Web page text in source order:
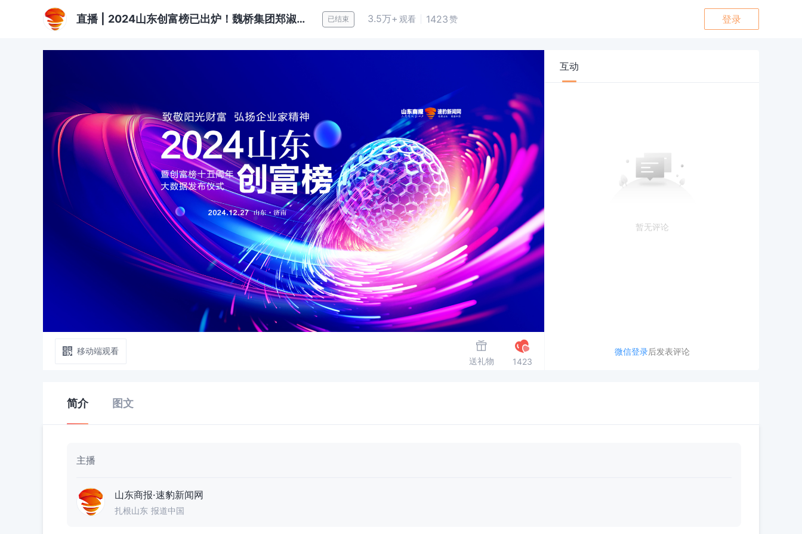
直播 | 2024山东创富榜已出炉！魏桥集团郑淑良家族登顶，300位企业家创富值破1.92万亿元 已结束 3.5万+ 观看 1423赞 登录
移动端观看
送礼物
1423
互动
暂无评论
微信登录后发表评论
简介 图文
主播
山东商报·速豹新闻网
扎根山东 报道中国